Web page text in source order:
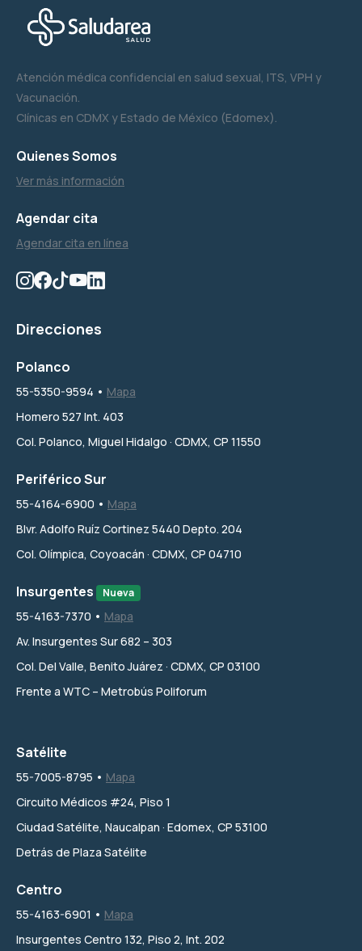
Atención médica confidencial en salud sexual, ITS, VPH y
Vacunación.
Clínicas en CDMX y Estado de México (Edomex).
Quienes Somos
Ver más información
Agendar cita
Agendar cita en línea
Direcciones
Polanco
55-5350-9594 • Mapa
Homero 527 Int. 403
Col. Polanco, Miguel Hidalgo · CDMX, CP 11550
Periférico Sur
55-4164-6900 • Mapa
Blvr. Adolfo Ruíz Cortinez 5440 Depto. 204
Col. Olímpica, Coyoacán · CDMX, CP 04710
Insurgentes Nueva
55-4163-7370 • Mapa
Av. Insurgentes Sur 682 – 303
Col. Del Valle, Benito Juárez · CDMX, CP 03100
Frente a WTC – Metrobús Poliforum
Satélite
55-7005-8795 • Mapa
Circuito Médicos #24, Piso 1
Ciudad Satélite, Naucalpan · Edomex, CP 53100
Detrás de Plaza Satélite
Centro
55-4163-6901 • Mapa
Insurgentes Centro 132, Piso 2, Int. 202